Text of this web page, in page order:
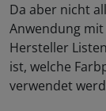
Da aber nicht
Anwendung mit
Hersteller
ist, welche
verwendet